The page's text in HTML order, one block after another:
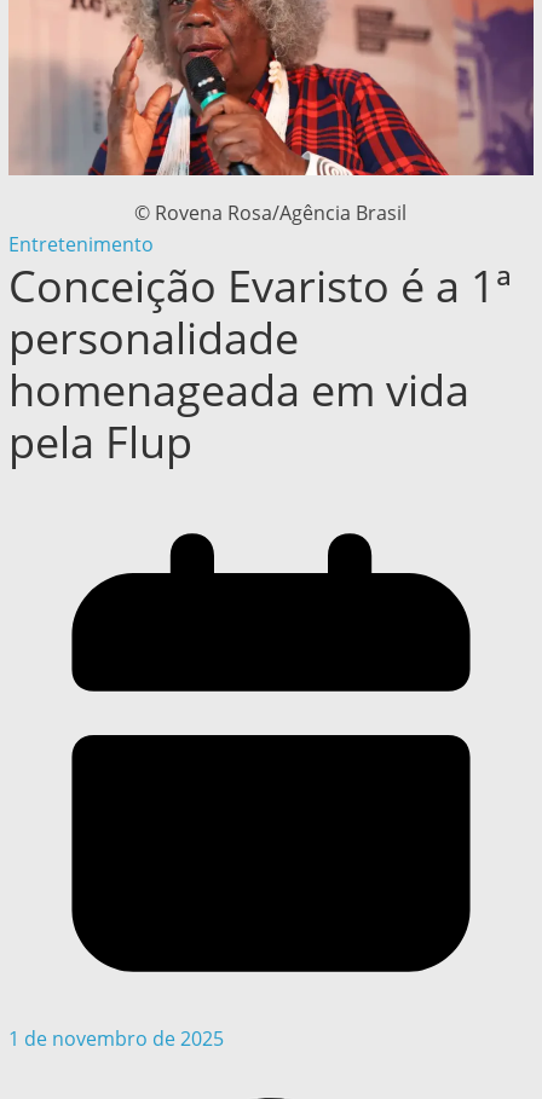
© Rovena Rosa/Agência Brasil
Entretenimento
Conceição Evaristo é a 1ª
personalidade
homenageada em vida
pela Flup
1 de novembro de 2025